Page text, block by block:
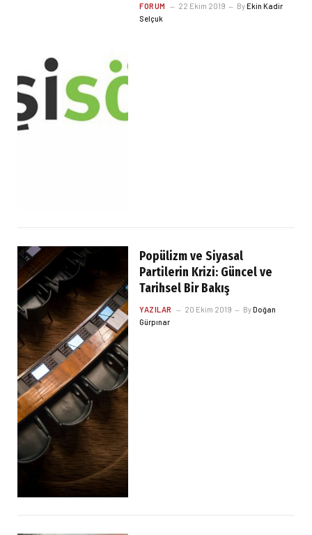
FORUM 22 Ekim 2019 ByEkin Kadir
Selçuk
Popülizm ve Siyasal
Partilerin Krizi: Güncel ve
Tarihsel Bir Bakış
YAZILAR 20 Ekim 2019 ByDoğan
Gürpınar